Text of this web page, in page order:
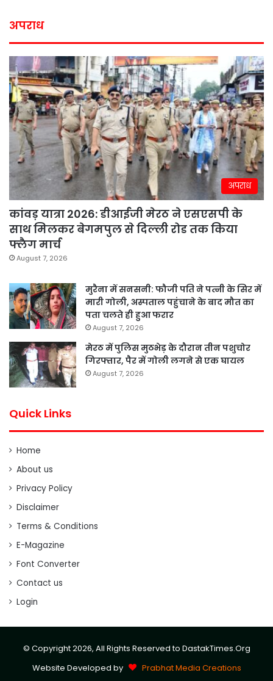
अपराध
अपराध
कांवड़ यात्रा 2026: डीआईजी मेरठ ने एसएसपी के
साथ मिलकर बेगमपुल से दिल्ली रोड तक किया
फ्लैग मार्च
August 7, 2026
मुरैना में सनसनी: फौजी पति ने पत्नी के सिर में
मारी गोली, अस्पताल पहुंचाने के बाद मौत का
पता चलते ही हुआ फरार
August 7, 2026
मेरठ में पुलिस मुठभेड़ के दौरान तीन पशुचोर
गिरफ्तार, पैर में गोली लगने से एक घायल
August 7, 2026
Quick Links
Home
About us
Privacy Policy
Disclaimer
Terms & Conditions
E-Magazine
Font Converter
Contact us
Login
© Copyright 2026, All Rights Reserved to DastakTimes.Org
Website Developed by
Prabhat Media Creations